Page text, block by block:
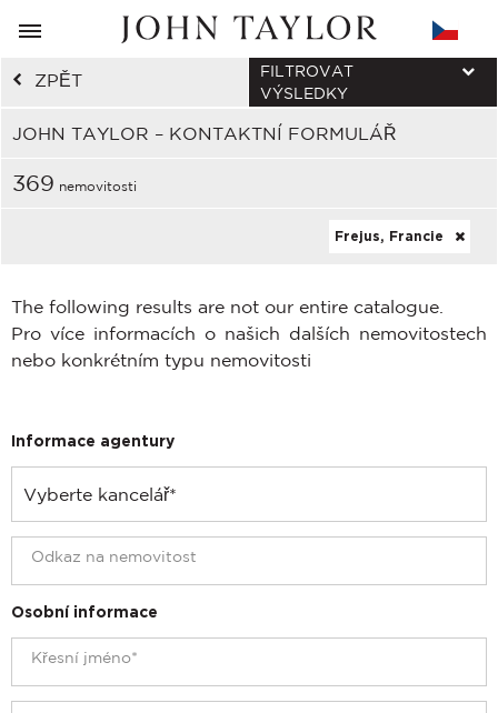
ZPĚT
JOHN TAYLOR – KONTAKTNÍ FORMULÁŘ
FILTROVAT
VÝSLEDKY
369 nemovitosti
Frejus, Francie
The following results are not our entire catalogue.
Pro více informacích o našich dalších nemovitostech
nebo konkrétním typu nemovitosti
Informace agentury
Osobní informace